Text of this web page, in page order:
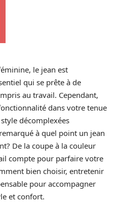
le jean est
qui se prête à de
au travail. Cependant,
dans votre tenue
décomplexées
à quel point un jean
De la coupe à la couleur
compte pour parfaire votre
bien choisir, entretenir
pour accompagner
et confort.